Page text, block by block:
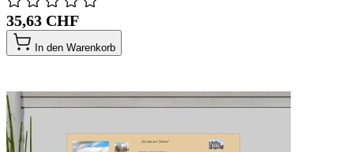
35,63 CHF
In den Warenkorb